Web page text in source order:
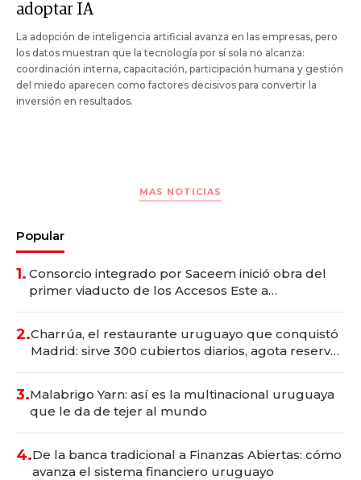
adoptar IA
La adopción de inteligencia artificial avanza en las empresas, pero
los datos muestran que la tecnología por sí sola no alcanza:
coordinación interna, capacitación, participación humana y gestión
del miedo aparecen como factores decisivos para convertir la
inversión en resultados.
MAS NOTICIAS
Popular
1. Consorcio integrado por Saceem inició obra del
primer viaducto de los Accesos Este a
2.Charrúa, el restaurante uruguayo que conquistó
Madrid: sirve 300 cubiertos diarios, agota reservas
3.Malabrigo Yarn: así es la multinacional uruguaya
que le da de tejer al mundo
4.De la banca tradicional a Finanzas Abiertas: cómo
avanza el sistema financiero uruguayo